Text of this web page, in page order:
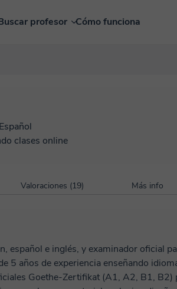
profesor Cómo funciona
Español
clases online
Valoraciones (19) Más info
español e inglés, y examinador oficial
5 años de experiencia enseñando
Goethe-Zertifikat (A1, A2, B1, B2)